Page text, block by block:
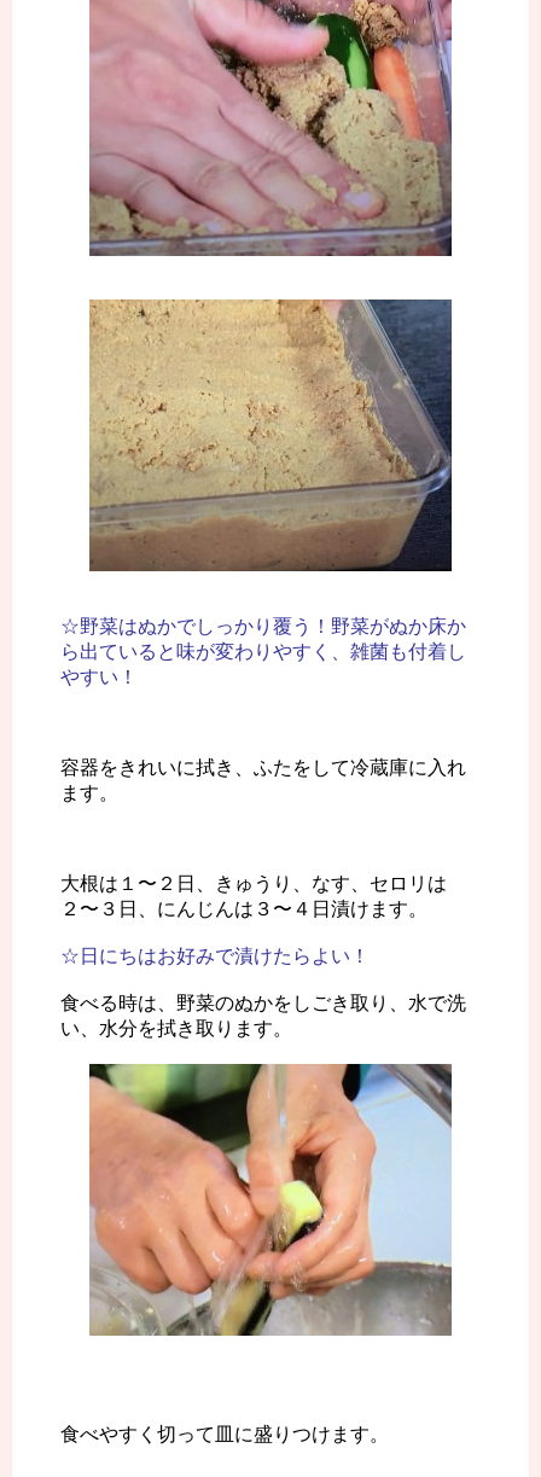
☆野菜はぬかでしっかり覆う！野菜がぬか床か
ら出ていると味が変わりやすく、雑菌も付着し
やすい！
容器をきれいに拭き、ふたをして冷蔵庫に入れ
ます。
大根は１〜２日、きゅうり、なす、セロリは
２〜３日、にんじんは３〜４日漬けます。
☆日にちはお好みで漬けたらよい！
食べる時は、野菜のぬかをしごき取り、水で洗
い、水分を拭き取ります。
食べやすく切って皿に盛りつけます。